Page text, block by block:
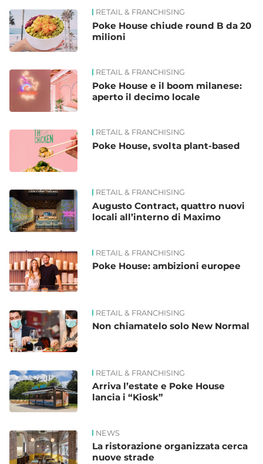
RETAIL & FRANCHISING
Poke House chiude round B da 20
milioni
RETAIL & FRANCHISING
Poke House e il boom milanese:
aperto il decimo locale
RETAIL & FRANCHISING
Poke House, svolta plant-based
RETAIL & FRANCHISING
Augusto Contract, quattro nuovi
locali all’interno di Maximo
RETAIL & FRANCHISING
Poke House: ambizioni europee
RETAIL & FRANCHISING
Non chiamatelo solo New Normal
RETAIL & FRANCHISING
Arriva l’estate e Poke House
lancia i “Kiosk”
NEWS
La ristorazione organizzata cerca
nuove strade